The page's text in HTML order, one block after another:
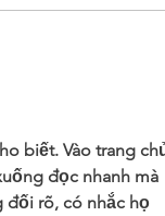
biết. Vào trang
đọc nhanh mà
đối rõ, có nhắc họ